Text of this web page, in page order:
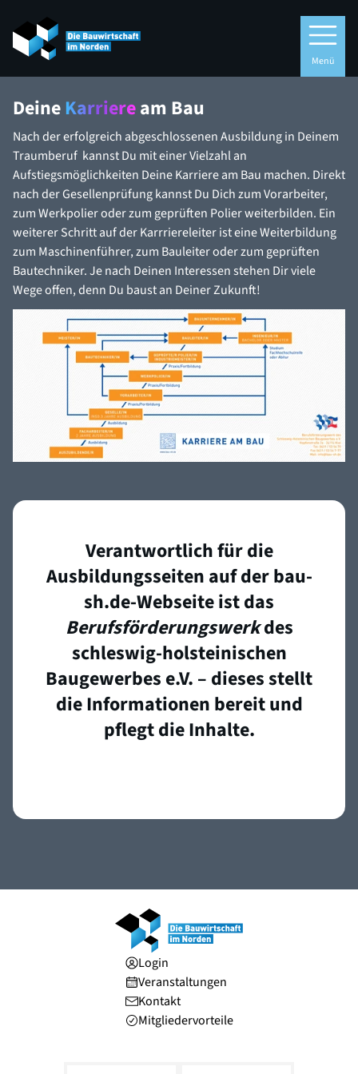
Menü
Deine Karrieream Bau
Nach der erfolgreich abgeschlossenen Ausbildung in Deinem
Traumberuf kannst Du mit einer Vielzahl an
Aufstiegsmöglichkeiten Deine Karriere am Bau machen. Direkt
nach der Gesellenprüfung kannst Du Dich zum Vorarbeiter,
zum Werkpolier oder zum geprüften Polier weiterbilden. Ein
weiterer Schritt auf der Karrriereleiter ist eine Weiterbildung
zum Maschinenführer, zum Bauleiter oder zum geprüften
Bautechniker. Je nach Deinen Interessen stehen Dir viele
Wege offen, denn Du baust an Deiner Zukunft!
Verantwortlich für die
Ausbildungsseiten auf der bau-
sh.de-Webseite ist das
Berufsförderungswerkdes
schleswig-holsteinischen
Baugewerbes e.V. – dieses stellt
die Informationen bereit und
pflegt die Inhalte.
Login
Veranstaltungen
Kontakt
Mitgliedervorteile